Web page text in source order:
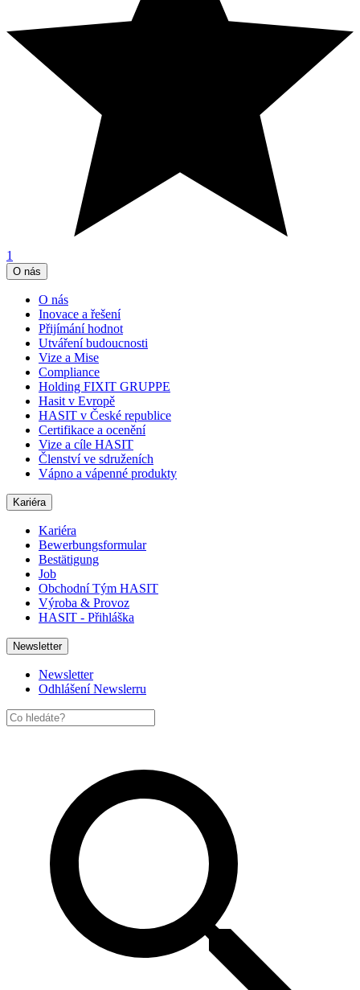
1
O nás
O nás
Inovace a řešení
Přijímání hodnot
Utváření budoucnosti
Vize a Mise
Compliance
Holding FIXIT GRUPPE
Hasit v Evropě
HASIT v České republice
Certifikace a ocenění
Vize a cíle HASIT
Členství ve sdruženích
Vápno a vápenné produkty
Kariéra
Kariéra
Bewerbungsformular
Bestätigung
Job
Obchodní Tým HASIT
Výroba & Provoz
HASIT - Přihláška
Newsletter
Newsletter
Odhlášení Newslerru